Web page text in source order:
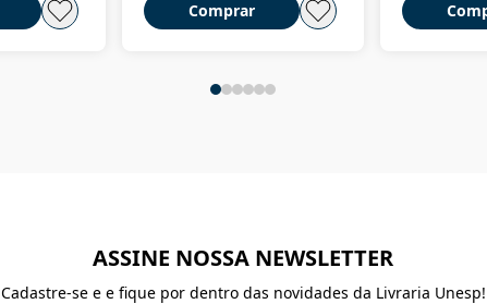
Comprar
ASSINE NOSSA NEWSLETTER
Cadastre-se e e fique por dentro das novidades da Livraria Unesp!